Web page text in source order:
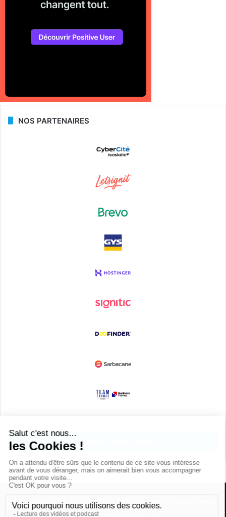
NOS PARTENAIRES
Devenir partenaire
© Copyright 2008 / 2026,DECODE MEDIA, The Innovation Media